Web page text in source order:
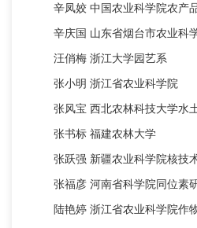
辛凤姣 中国农业科学院农产
辛庆国 山东省烟台市农业科
汪俏梅 浙江大学园艺系
张小明 浙江省农业科学院
张风宝 西北农林科技大学水
张书标 福建农林大学
张跃强 新疆农业科学院核技
张福彦 河南省科学院同位素
陆艳婷 浙江省农业科学院作